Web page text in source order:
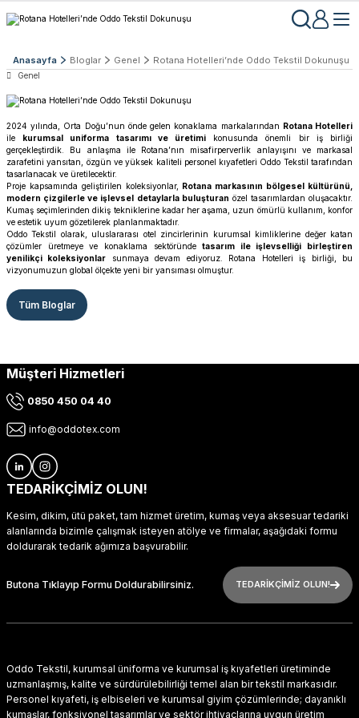
Anasayfa Bloglar Genel Rotana Hotelleri’nde Oddo Tekstil Dokunuşu
Genel
2024 yılında, Orta Doğu’nun önde gelen konaklama markalarından Rotana Hotelleri
ile
kurumsal uniforma tasarımı ve üretimi konusunda önemli bir iş birliği
gerçekleştirdik. Bu anlaşma ile Rotana’nın misafirperverlik anlayışını ve markasal
zarafetini yansıtan, özgün ve yüksek kaliteli personel kıyafetleri Oddo Tekstil tarafından
tasarlanacak ve üretilecektir.
Proje kapsamında geliştirilen koleksiyonlar,
Rotana markasının bölgesel kültürünü,
modern çizgilerle ve işlevsel detaylarla buluşturan özel tasarımlardan oluşacaktır.
Kumaş seçimlerinden dikiş tekniklerine kadar her aşama, uzun ömürlü kullanım, konfor
ve estetik uyum gözetilerek planlanmaktadır.
Oddo Tekstil olarak, uluslararası otel zincirlerinin kurumsal kimliklerine değer katan
çözümler üretmeye ve konaklama sektöründetasarım ile işlevselliği birleştiren
yenilikçi koleksiyonlar sunmaya devam ediyoruz. Rotana Hotelleri iş birliği, bu
vizyonumuzun global ölçekte yeni bir yansıması olmuştur.
Tüm Bloglar
Müşteri Hizmetleri
0850 450 04 40
info@oddotex.com
TEDARİKÇİMİZ OLUN!
Kesim, dikim, ütü paket, tam hizmet üretim, kumaş veya aksesuar tedariki
alanlarında bizimle çalışmak isteyen atölye ve firmalar, aşağıdaki formu
doldurarak tedarik ağımıza başvurabilir.
Butona Tıklayıp Formu Doldurabilirsiniz. TEDARİKÇİMİZ OLUN!
Oddo Tekstil, kurumsal üniforma ve kurumsal iş kıyafetleri üretiminde
uzmanlaşmış, kalite ve sürdürülebilirliği temel alan bir tekstil markasıdır.
Personel kıyafeti, iş elbiseleri ve kurumsal giyim çözümlerinde; dayanıklı
kumaşlar, fonksiyonel tasarımlar ve sektör ihtiyaçlarına uygun üretim